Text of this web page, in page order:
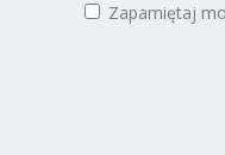
Zapamiętaj